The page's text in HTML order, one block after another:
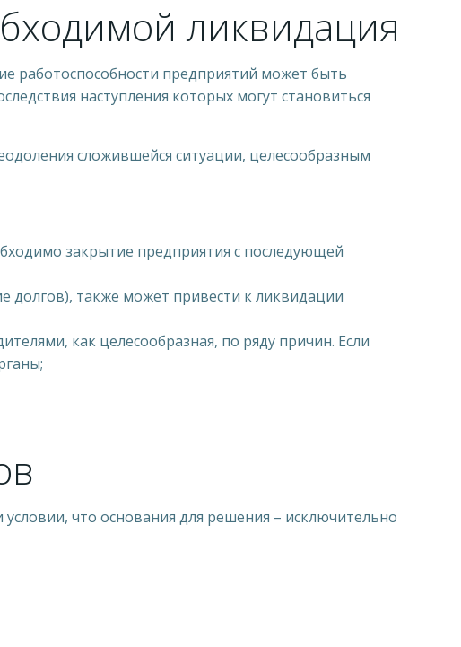
ликвидация
работоспособности предприятий может быть
наступления которых могут становиться
сложившейся ситуации, целесообразным
закрытие предприятия с последующей
долгов), также может привести к ликвидации
как целесообразная, по ряду причин. Если
что основания для решения – исключительно